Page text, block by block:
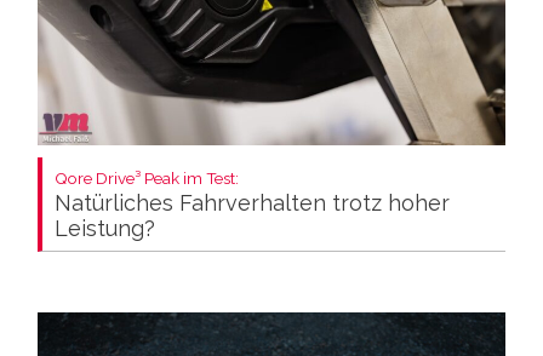
Qore Drive³ Peak im Test:
Natürliches Fahrverhalten trotz hoher
Leistung?